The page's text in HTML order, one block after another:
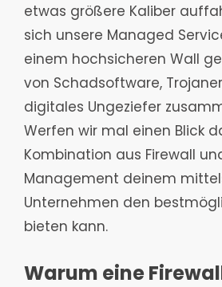
etwas größere Kaliber
sich unsere Managed
einem hochsicheren Wall
von Schadsoftware,
digitales Ungeziefer
Werfen wir mal einen Blick
Kombination aus Firewall
Management deinem
Unternehmen den
bieten kann.
Warum eine